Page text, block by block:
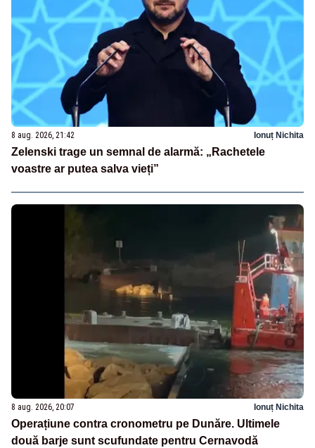
8 aug. 2026, 21:42 Ionuț Nichita
Zelenski trage un semnal de alarmă: „Rachetele
voastre ar putea salva vieți”
8 aug. 2026, 20:07 Ionuț Nichita
Operațiune contra cronometru pe Dunăre. Ultimele
două barje sunt scufundate pentru Cernavodă